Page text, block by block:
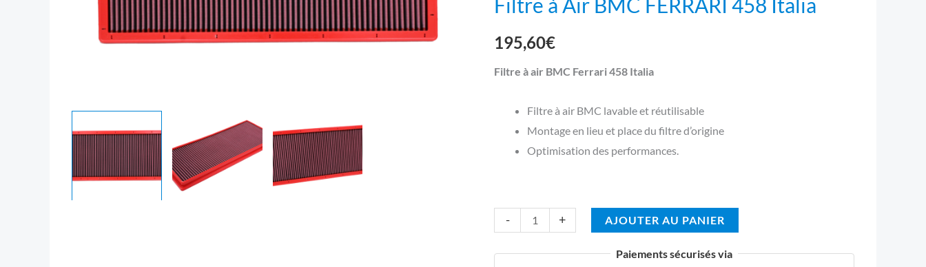
195,60€
Filtre à air BMC Ferrari 458 Italia
Filtre à air BMC lavable et réutilisable
Montage en lieu et place du filtre d’origine
Optimisation des performances.
-
Italia
+ AJOUTER AU PANIER
Paiements sécurisés via